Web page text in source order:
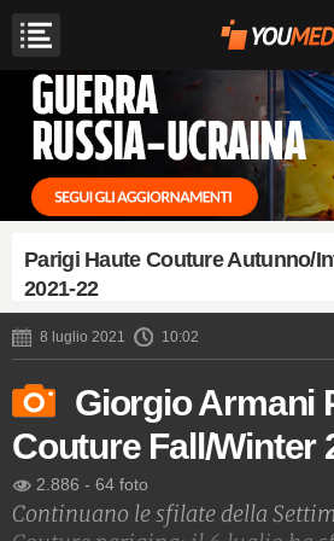
Parigi Haute Couture Autunno/
2021-22
8 luglio 2021 10:02
Giorgio Armani
Couture Fall/Winter
2.886 - 64 foto
Continuano le sfilate della